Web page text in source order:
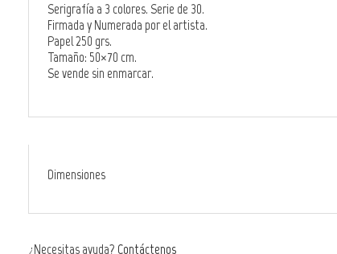
Serigrafía a 3 colores. Serie de 30.
Firmada y Numerada por el artista.
Papel 250 grs.
Tamaño: 50×70 cm.
Se vende sin enmarcar.
Dimensiones
¿Necesitas ayuda? Contáctenos